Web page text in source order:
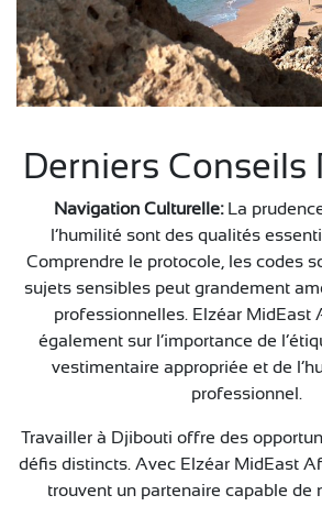
Derniers Conseils
Navigation Culturelle:La
l’humilité sont des qualités
Comprendre le protocole, les codes
sujets sensibles peut grandement
professionnelles. Elzéar MidEast
également sur l’importance de
vestimentaire appropriée et de
professionnel.
Travailler à Djibouti offre des
défis distincts. Avec Elzéar MidEast
trouvent un partenaire capable de